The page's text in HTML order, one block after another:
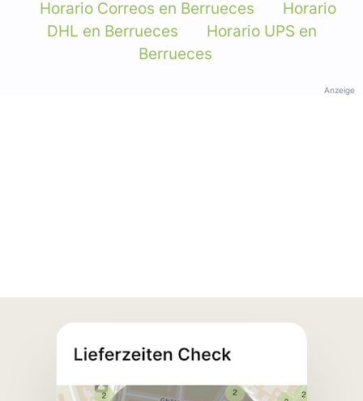
Horario Correos en Berrueces
Horario
DHL en Berrueces
Horario UPS en
Berrueces
Anzeige